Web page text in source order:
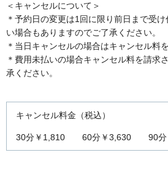
＜キャンセルについて＞
＊予約日の変更は1回に限り前日まで受
い場合もありますのでご了承ください。
＊当日キャンセルの場合はキャンセル料
＊費用未払いの場合キャンセル料を請求
承ください。
キャンセル料金（税込）
30分￥1,810 60分￥3,630 90分